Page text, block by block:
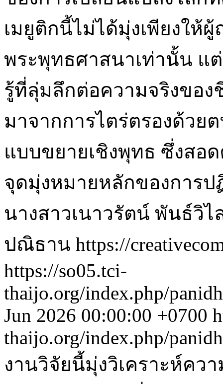
เมยูติกนี้ไม่ได้มุ่งเพียงให้
พระพุทธศาสนาเท่านั้น แ
รู้ที่ลุ่มลึกต่อความจริงของ
มาจากการไตร่ตรองด้วย
แบบขยายเชิงพุทธ ซึ่งสอ
จุดมุ่งหมายหลักของการ
นางสาวเนาวรัตน์ พันธ์วิไ
ปณิธาน https://
https://so05.tci-
thaijo.org/index.php/
Jun 2026 00:00:00 +0700
thaijo.org/index.php/
งานวิจัยนี้มุ่งวิเคราะห์คว